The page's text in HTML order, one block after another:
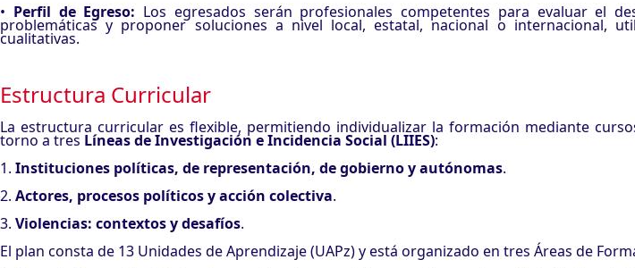
• Perfil de Egreso: Los egresados serán profesionales competentes para evaluar el
problemáticas y proponer soluciones a nivel local, estatal, nacional o internacional,
cualitativas.
Estructura Curricular
La estructura curricular es flexible, permitiendo individualizar la formación mediante
torno a tres Líneas de Investigación e Incidencia Social (LIIES):
1. Instituciones políticas, de representación, de gobierno y autónomas.
2. Actores, procesos políticos y acción colectiva.
3. Violencias: contextos y desafíos.
El plan consta de 13 Unidades de Aprendizaje (UAPz) y está organizado en tres Áreas de